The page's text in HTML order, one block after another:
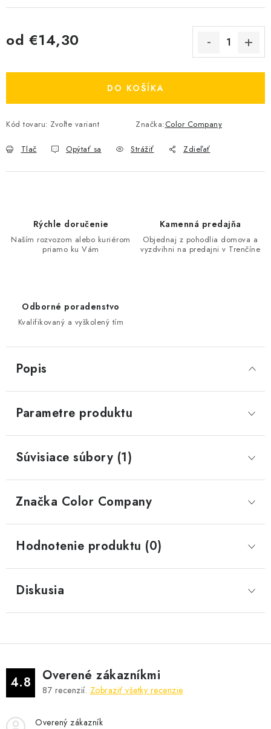
od €14,30
DO KOŠÍKA
Kód tovaru: Zvoľte variant Značka:Color Company
Tlač Opýtať sa Strážiť Zdieľať
Rýchle doručenie
Naším rozvozom alebo kuriérom
priamo ku Vám
Kamenná predajňa
Objednaj z pohodlia domova a
vyzdvihni na predajni v Trenčíne
Odborné poradenstvo
Kvalifikovaný a vyškolený tím
Popis
Parametre produktu
Súvisiace súbory (1)
Značka Color Company
Hodnotenie produktu (0)
Diskusia
4.8 Overené zákazníkmi
87 recenzií. Zobraziť všetky recenzie
Overený zákazník